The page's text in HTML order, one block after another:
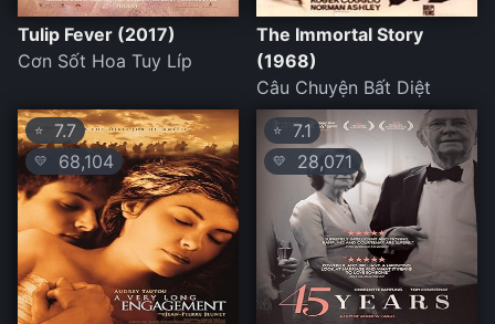
Tulip Fever (2017)
Cơn Sốt Hoa Tuy Líp
The Immortal Story
(1968)
Câu Chuyện Bất Diệt
⭐ 7.7
💛 68,104
⭐ 7.1
💛 28,071